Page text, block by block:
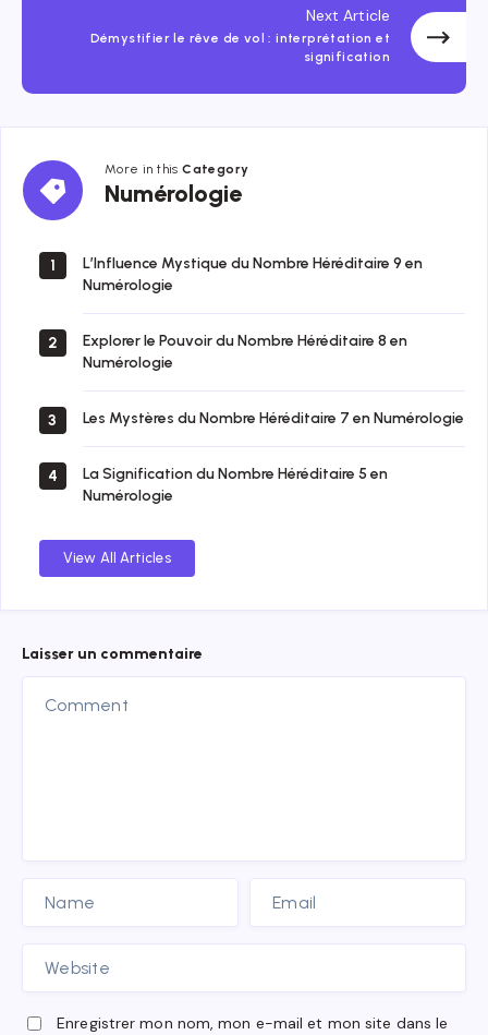
Next Article
Démystifier le rêve de vol : interprétation et
signification
More in thisCategory
Numérologie
Numérologie
1
L’Influence Mystique du Nombre Héréditaire 9 en
Numérologie
2
Explorer le Pouvoir du Nombre Héréditaire 8 en
Numérologie
3 Les Mystères du Nombre Héréditaire 7 en Numérologie
4
La Signification du Nombre Héréditaire 5 en
Numérologie
View All Articles
Laisser un commentaire
Enregistrer mon nom, mon e-mail et mon site dans le